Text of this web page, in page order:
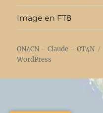
Image en FT8
ON4CN – Claude – OT4N
WordPress